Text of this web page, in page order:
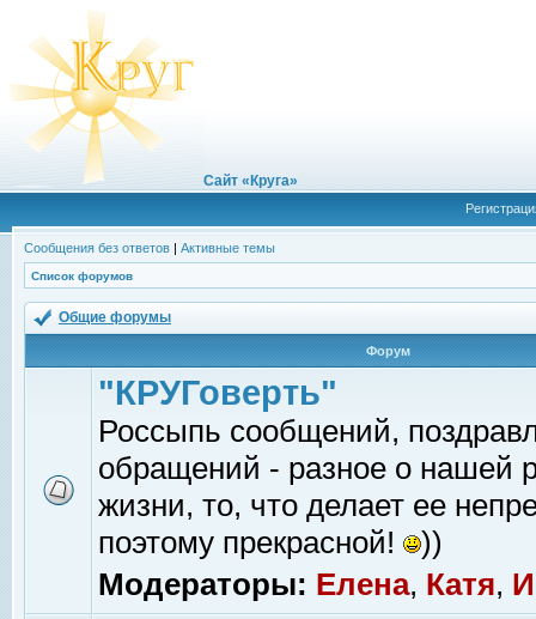
Сайт «Круга»
Сообщения без ответов | Активные темы
Список форумов
Общие форумы
Форум
"КРУГоверть"
Россыпь сообщений,
обращений - разное о нашей
жизни, то, что делает ее
поэтому прекрасной!
))
Модераторы: Елена, Катя,